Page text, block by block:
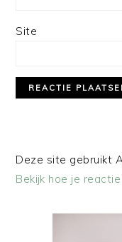
Site
Deze site gebruikt
Bekijk hoe je